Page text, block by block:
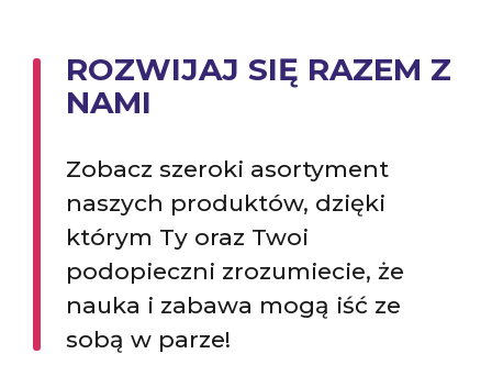
ROZWIJAJ SIĘ RAZEM Z
NAMI
Zobacz szeroki asortyment
naszych produktów, dzięki
którym Ty oraz Twoi
podopieczni zrozumiecie, że
nauka i zabawa mogą iść ze
sobą w parze!